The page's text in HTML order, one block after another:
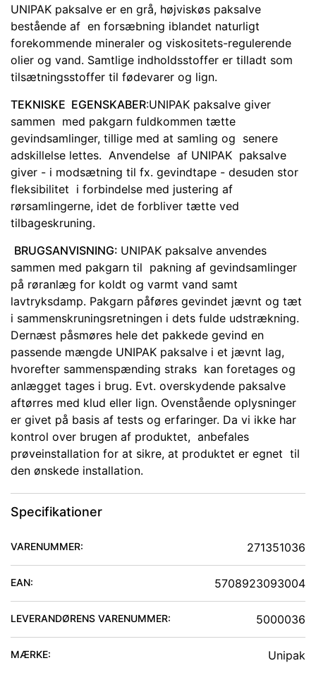
UNIPAK paksalve er en grå, højviskøs paksalve
bestående af en forsæbning iblandet naturligt
forekommende mineraler og viskositets-regulerende
olier og vand. Samtlige indholdsstoffer er tilladt som
tilsætningsstoffer til fødevarer og lign.
TEKNISKE EGENSKABER:UNIPAK paksalve giver
sammen med pakgarn fuldkommen tætte
gevindsamlinger, tillige med at samling og senere
adskillelse lettes. Anvendelse af UNIPAK paksalve
giver - i modsætning til fx. gevindtape - desuden stor
fleksibilitet i forbindelse med justering af
rørsamlingerne, idet de forbliver tætte ved
tilbageskruning.
BRUGSANVISNING: UNIPAK paksalve anvendes
sammen med pakgarn til pakning af gevindsamlinger
på røranlæg for koldt og varmt vand samt
lavtryksdamp. Pakgarn påføres gevindet jævnt og tæt
i sammenskruningsretningen i dets fulde udstrækning.
Dernæst påsmøres hele det pakkede gevind en
passende mængde UNIPAK paksalve i et jævnt lag,
hvorefter sammenspænding straks kan foretages og
anlægget tages i brug. Evt. overskydende paksalve
aftørres med klud eller lign. Ovenstående oplysninger
er givet på basis af tests og erfaringer. Da vi ikke har
kontrol over brugen af produktet, anbefales
prøveinstallation for at sikre, at produktet er egnet til
den ønskede installation.
Specifikationer
VARENUMMER: 271351036
EAN: 5708923093004
LEVERANDØRENS VARENUMMER: 5000036
MÆRKE: Unipak